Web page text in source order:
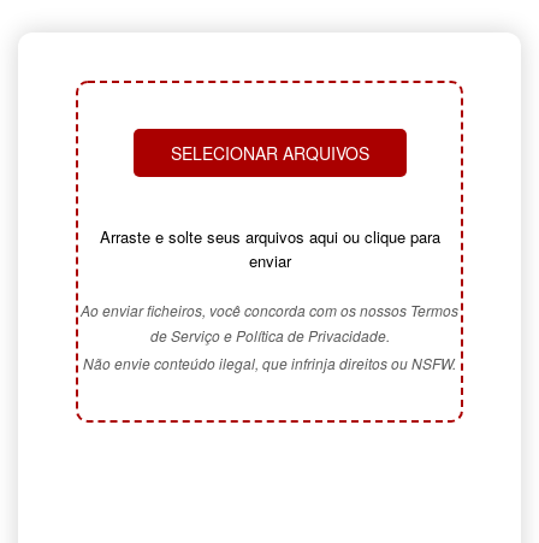
SELECIONAR ARQUIVOS
Arraste e solte seus arquivos aqui ou clique para
enviar
Ao enviar ficheiros, você concorda com os nossos Termos
de Serviço e Política de Privacidade.
Não envie conteúdo ilegal, que infrinja direitos ou NSFW.